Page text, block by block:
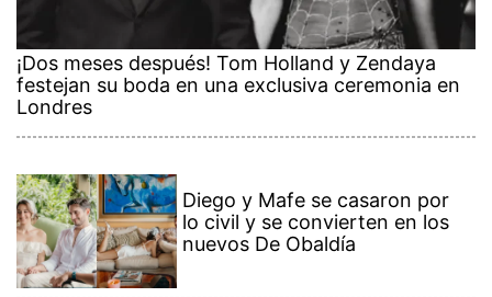
¡Dos meses después! Tom Holland y Zendaya
festejan su boda en una exclusiva ceremonia en
Londres
Diego y Mafe se casaron por
lo civil y se convierten en los
nuevos De Obaldía